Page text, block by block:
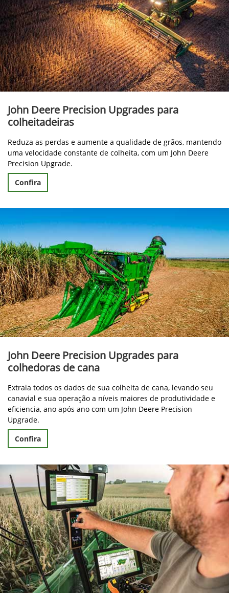
John Deere Precision Upgrades para
colheitadeiras
Reduza as perdas e aumente a qualidade de grãos, mantendo
uma velocidade constante de colheita, com um John Deere
Precision Upgrade.
Confira
John Deere Precision Upgrades para
colhedoras de cana
Extraia todos os dados de sua colheita de cana, levando seu
canavial e sua operação a níveis maiores de produtividade e
eficiencia, ano após ano com um John Deere Precision
Upgrade.
Confira